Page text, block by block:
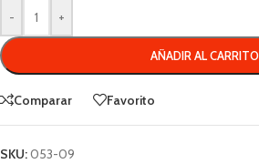
- +
AÑADIR AL CARRITO
Comparar Favorito
SKU:053-09